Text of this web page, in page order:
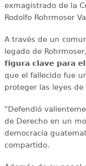
exmagistrado de la
Rodolfo Rohrmoser
A través de un
legado de
figura clave para
que el fallecido fue
proteger las leyes
"Defendió
de Derecho en un
democracia
compartido.